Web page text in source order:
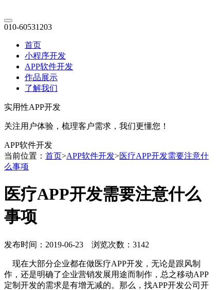
010-60531203
首页
小程序开发
APP软件开发
作品展示
了解我们
实用性APP开发
关注用户体验，梳理客户需求，我们更懂您！
APP软件开发
当前位置： 首页>APP软件开发>医疗APP开发需要注意什
么事项
医疗APP开发需要注意什么
事项
发布时间：2019-06-23 浏览次数：3142
现在大部分企业都在做医疗APP开发，无论是跟风制
作，还是明确了企业营销发展用途而制作，总之移动APP
定制开发的需求是有增无减的。那么，找APP开发公司开